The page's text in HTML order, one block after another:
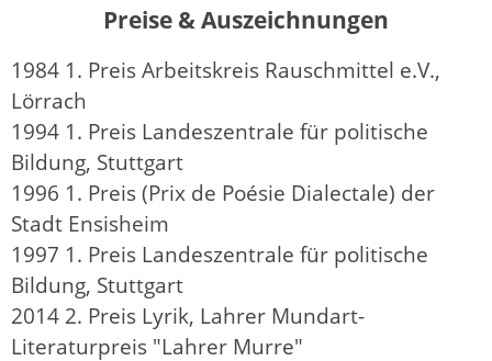
Preise & Auszeichnungen
1984 1. Preis Arbeitskreis Rauschmittel e.V.,
Lörrach
1994 1. Preis Landeszentrale für politische
Bildung, Stuttgart
1996 1. Preis (Prix de Poésie Dialectale) der
Stadt Ensisheim
1997 1. Preis Landeszentrale für politische
Bildung, Stuttgart
2014 2. Preis Lyrik, Lahrer Mundart-
Literaturpreis "Lahrer Murre"